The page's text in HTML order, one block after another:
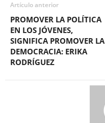
Artículo anterior
PROMOVER LA POLÍTICA
EN LOS JÓVENES,
SIGNIFICA PROMOVER LA
DEMOCRACIA: ERIKA
RODRÍGUEZ